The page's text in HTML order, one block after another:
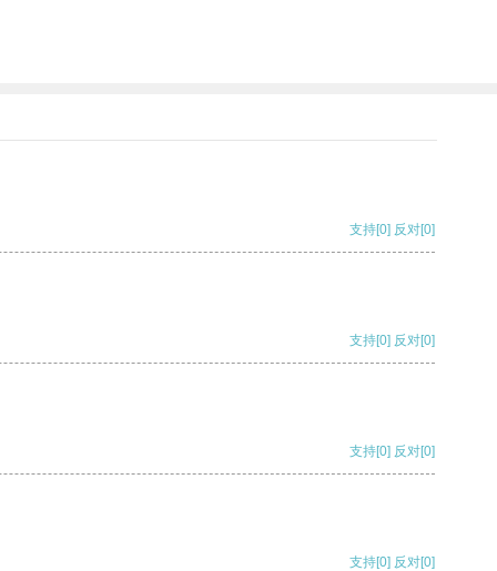
支持[0] 反对[0]
支持[0] 反对[0]
支持[0] 反对[0]
支持[0] 反对[0]